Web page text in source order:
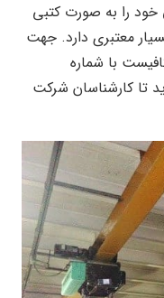
را به صورت کتبی
معتبری دارد. جهت
با شماره
تا کارشناسان شرکت